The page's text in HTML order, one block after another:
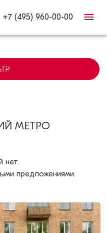
+7 (495) 960-00-00
МЕТРО
нет.
предложениями.